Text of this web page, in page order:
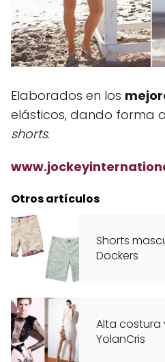
Elaborados en los
elásticos, dando forma a
shorts.
Otros artículos
Shorts
Dockers
Alta costura
YolanCris